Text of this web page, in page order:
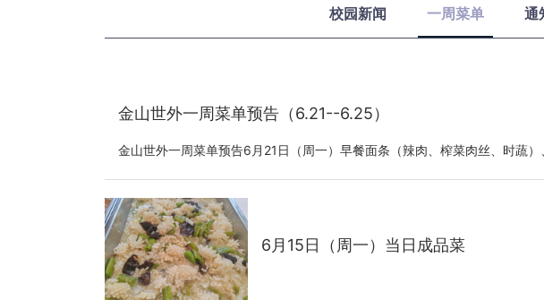
校园新闻 一周菜单 通
金山世外一周菜单预告（6.21--6.25）
金山世外一周菜单预告6月21日（周一）早餐面条（辣肉、榨菜肉丝、时蔬
6月15日（周一）当日成品菜